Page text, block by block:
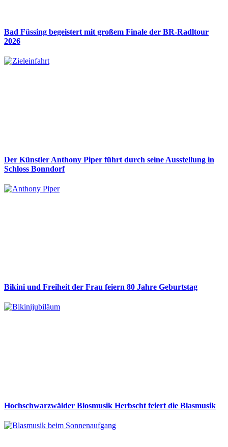
Bad Füssing begeistert mit großem Finale der BR-Radltour
2026
Der Künstler Anthony Piper führt durch seine Ausstellung in
Schloss Bonndorf
Bikini und Freiheit der Frau feiern 80 Jahre Geburtstag
Hochschwarzwälder Blosmusik Herbscht feiert die Blasmusik